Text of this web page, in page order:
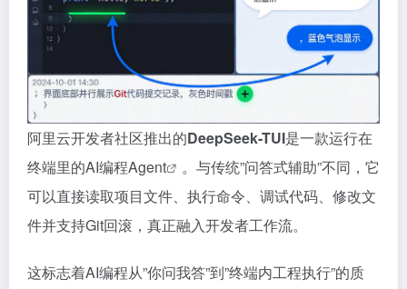
阿里云开发者社区推出的DeepSeek-TUI是一款运行在
终端里的AI编程Agent
。与传统”问答式辅助”不同，它
可以直接读取项目文件、执行命令、调试代码、修改文
件并支持Git回滚，真正融入开发者工作流。
这标志着AI编程从”你问我答”到”终端内工程执行”的质